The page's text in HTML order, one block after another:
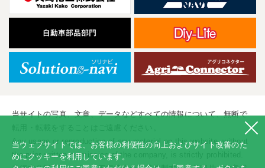
当サイトの写真、文章、データなどすべての情報について、無断で
Any usage or reproduction of any material on this website, without
the prior written permission of the company, is strictly prohibited.
当ウェブサイトでは、お客様の利便性の向上およびサイト改善のた
めにクッキーを利用しています。